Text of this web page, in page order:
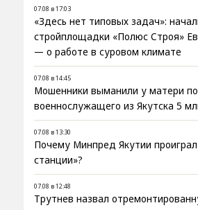
07.08 в 17:03
«Здесь нет типовых задач»:
стройплощадки «Полюс Строя»
— о работе в суровом климате
07.08 в 14:45
Мошенники выманили у матери
военнослужащего из Якутска 5
07.08 в 13:30
Почему Минпред Якутии
станции»?
07.08 в 12:48
Трутнев назвал